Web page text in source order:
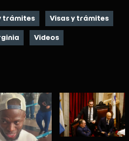
trámites Visas y trámites
Videos